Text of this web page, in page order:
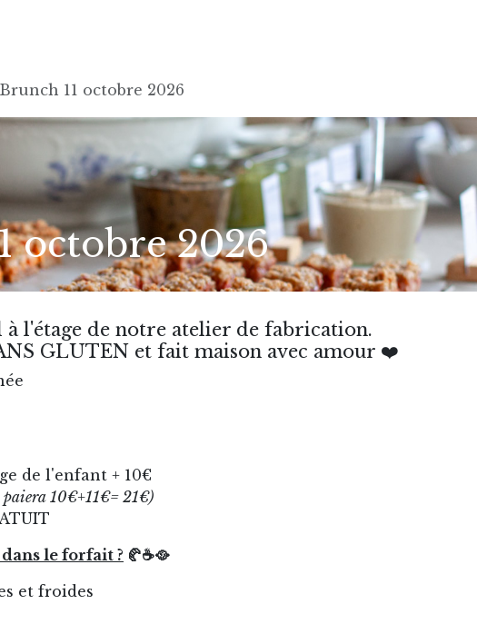
Brunch 11 octobre 2026
octobre 2026
l'étage de notre atelier de fabrication.
GLUTEN et fait maison avec amour ❤️
de l'enfant + 10€
paiera 10€+11€= 21€)
le forfait ? 🥐☕🥘
et froides